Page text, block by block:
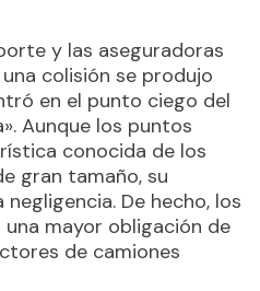
y las aseguradoras
colisión se produjo
en el punto ciego del
Aunque los puntos
conocida de los
gran tamaño, su
De hecho, los
mayor obligación de
de camiones